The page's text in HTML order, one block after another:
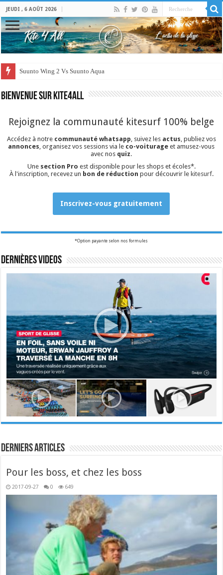
JEUDI , 6 AOÛT 2026
Suunto Wing 2 Vs Suunto Aqua
Bienvenue sur Kite4all
Rejoignez la communauté kitesurf 100% belge
Accédez à notre communauté whatsapp , suivez les actus , publiez vos
annonces , organisez vos sessions via le co-voiturage et amusez-vous
avec nos quiz.
Une section Pro est disponible pour les shops et écoles*.
À l'inscription, recevez un bon de réduction pour découvrir le kitesurf.
Inscrivez-vous gratuitement
*Option payante selon nos formules
Dernières videos
Derniers articles
Pour les boss, et chez les boss
2017-09-27 0 649